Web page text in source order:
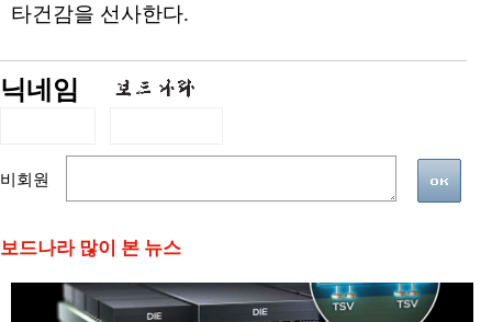
타건감을 선사한다.
닉네임
비회원
보드나라 많이 본 뉴스